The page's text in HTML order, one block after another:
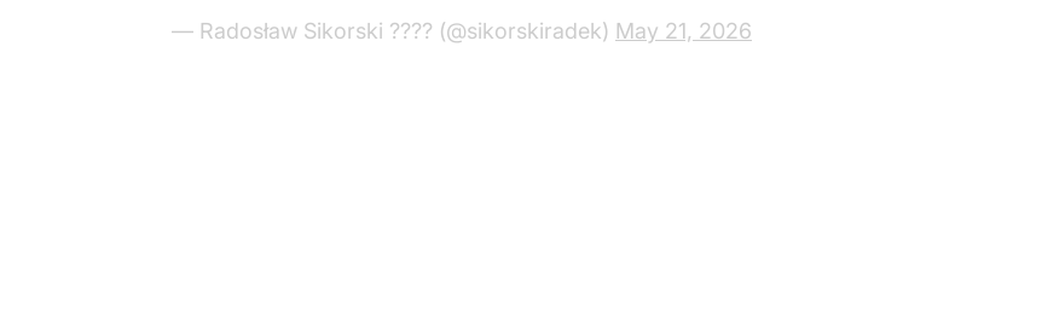
— Radosław Sikorski ???? (@sikorskiradek) May 21, 2026